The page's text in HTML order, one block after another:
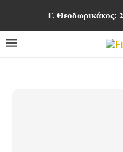
Τ. Θεοδωρικάκος: